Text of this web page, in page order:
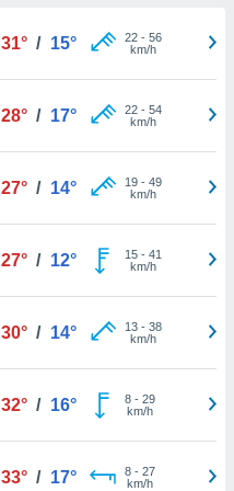
31° / 15° 22- 56
km/h
28° / 17° 22- 54
km/h
27° / 14° 19- 49
km/h
27° / 12° 15- 41
km/h
30° / 14° 13- 38
km/h
32° / 16° 8- 29
km/h
33° / 17° 8- 27
km/h